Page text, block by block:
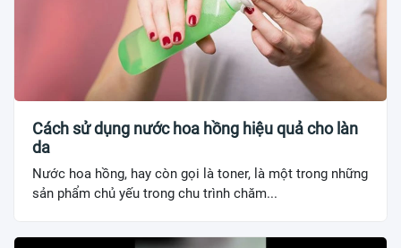
Cách sử dụng nước hoa hồng hiệu quả cho làn
da
Nước hoa hồng, hay còn gọi là toner, là một trong những
sản phẩm chủ yếu trong chu trình chăm...